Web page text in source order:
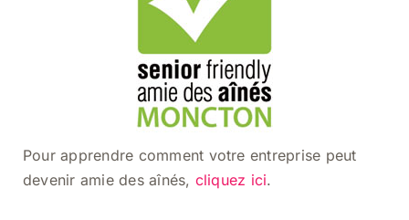
Pour apprendre comment votre entreprise peut
devenir amie des aînés, cliquez ici.